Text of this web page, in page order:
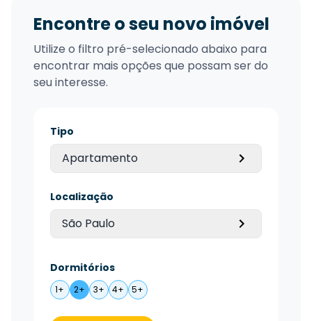
Encontre o seu novo imóvel
Utilize o filtro pré-selecionado abaixo para
encontrar mais opções que possam ser do
seu interesse.
Tipo
Apartamento
Localização
São Paulo
Dormitórios
1+ 2+ 3+ 4+ 5+